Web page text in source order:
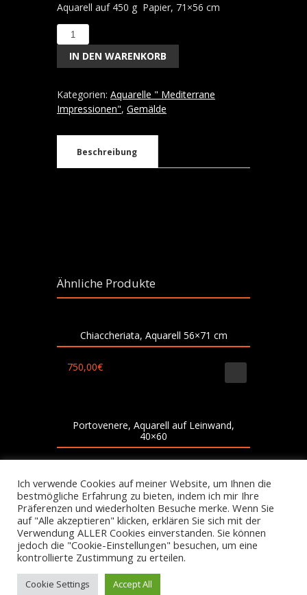
Aquarell auf 450 g Papier, 71×56 cm
Mittags
Lucca,
71x56
cm
IN DEN WARENKORB
Kategorien: Aquarelle " Mediterrane
Impressionen", Gemälde
Beschreibung
Ähnliche Produkte
Chiaccheriata, Aquarell 56×71 cm
750,00€
Portovenere, Aquarell auf Leinwand,
40×60
Copyright by Ute Jeutter 2015
Ich verwende Cookies auf meiner Website, um Ihnen die
bestmögliche Erfahrung zu bieten, indem ich mir Ihre
Präferenzen und wiederholten Besuche merke. Wenn Sie
auf "Alle akzeptieren" klicken, erklären Sie sich mit der
Verwendung ALLER Cookies einverstanden. Sie können
jedoch die "Cookie-Einstellungen" besuchen, um eine
kontrollierte Zustimmung zu erteilen.
Cookie Settings Accept All